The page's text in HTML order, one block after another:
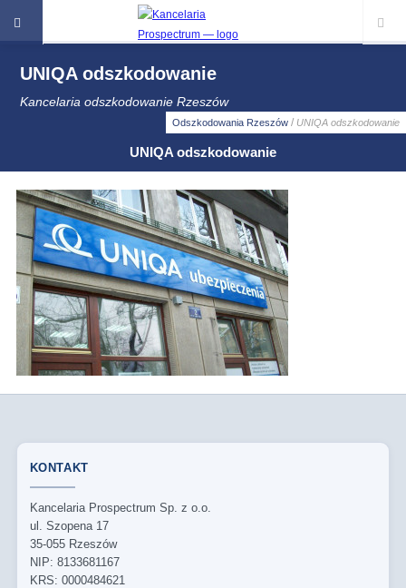
Odszkodowania Rzeszów / UNIQA odszkodowanie
UNIQA odszkodowanie
Kancelaria odszkodowanie Rzeszów
UNIQA odszkodowanie
KONTAKT
Kancelaria Prospectrum Sp. z o.o.
ul. Szopena 17
35-055 Rzeszów
NIP: 8133681167
KRS: 0000484621